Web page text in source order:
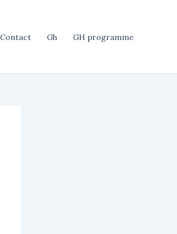
Contact Gh GH programme